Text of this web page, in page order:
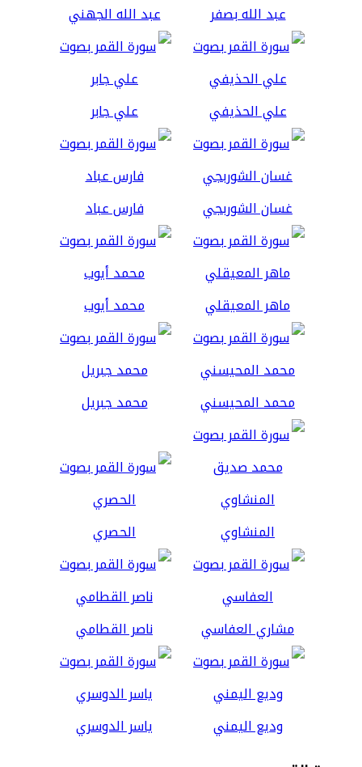
عبد الله بصفر عبد الله الجهني
علي الحذيفي علي جابر
غسان الشوربجي فارس عباد
ماهر المعيقلي محمد أيوب
محمد المحيسني محمد جبريل
المنشاوي الحصري
مشاري العفاسي ناصر القطامي
وديع اليمني ياسر الدوسري